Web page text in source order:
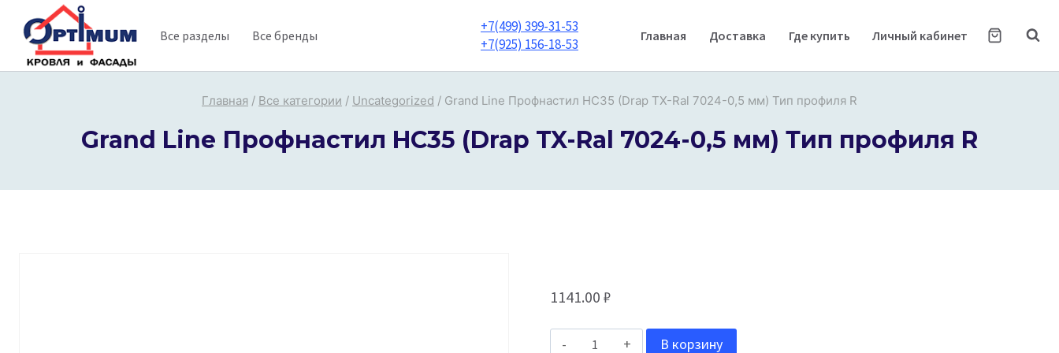
содержимому
Все разделы Все бренды
+7(499) 399-31-53
+7(925) 156-18-53
Главная Доставка Где купить Личный кабинет
Главная / Все категории / Uncategorized / Grand Line Профнастил HC35 (Drap TX-Ral 7024-0,5 мм) Тип профиля R
Grand Line Профнастил HC35 (Drap TX-Ral 7024-0,5 мм) Тип профиля R
1141.00 ₽
Количество
В корзину